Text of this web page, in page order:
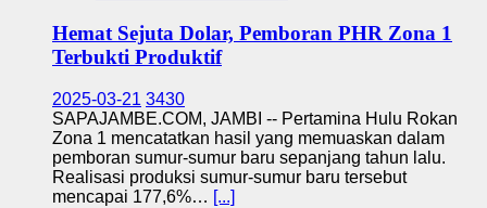
Hemat Sejuta Dolar, Pemboran PHR Zona 1
Terbukti Produktif
2025-03-21 3430
SAPAJAMBE.COM, JAMBI -- Pertamina Hulu Rokan
Zona 1 mencatatkan hasil yang memuaskan dalam
pemboran sumur-sumur baru sepanjang tahun lalu.
Realisasi produksi sumur-sumur baru tersebut
mencapai 177,6%… [...]